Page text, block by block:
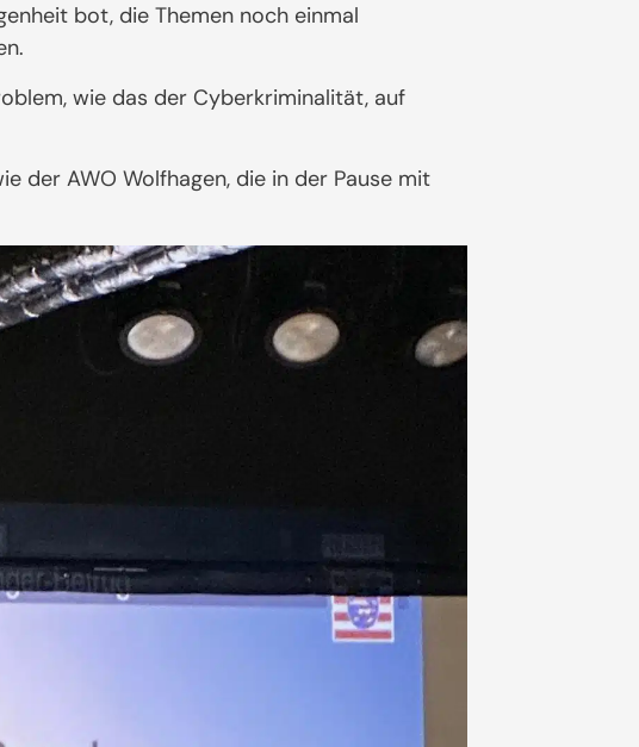
bot, die Themen noch einmal
wie das der Cyberkriminalität, auf
der AWO Wolfhagen, die in der Pause mit